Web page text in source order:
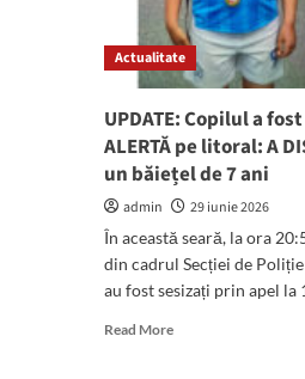
Peninsulară
din
municipiul
Constanța
Actualitate
UPDATE: Copilul a
ALERTĂ pe litoral: A
un băiețel de 7 ani
admin
29 iunie 2026
​În această seară, la ora
din cadrul Secției de
au fost sesizați prin apel la
Read MoreRead